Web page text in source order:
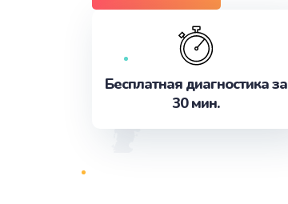
Бесплатная диагностика за
30 мин.